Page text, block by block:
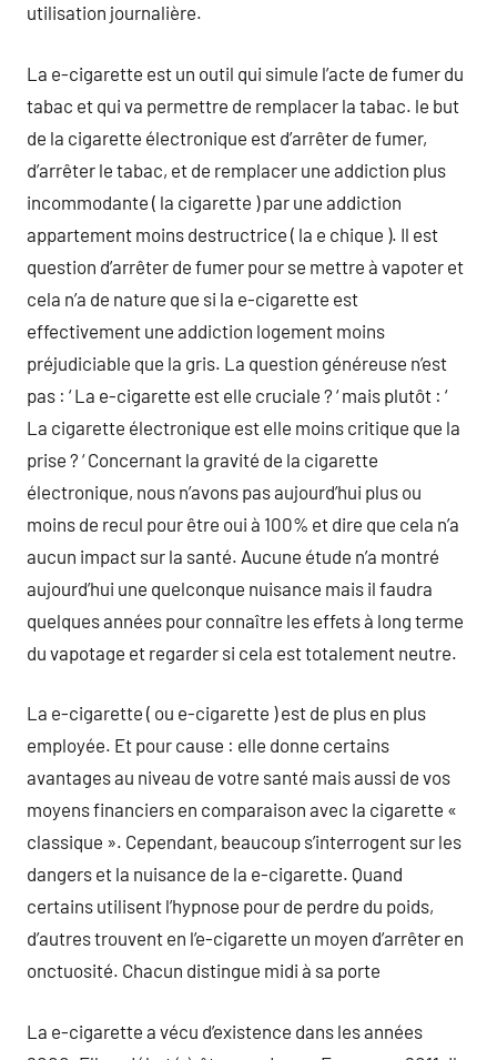
utilisation journalière.
La e-cigarette est un outil qui simule l’acte de fumer du
tabac et qui va permettre de remplacer la tabac. le but
de la cigarette électronique est d’arrêter de fumer,
d’arrêter le tabac, et de remplacer une addiction plus
incommodante ( la cigarette ) par une addiction
appartement moins destructrice ( la e chique ). Il est
question d’arrêter de fumer pour se mettre à vapoter et
cela n’a de nature que si la e-cigarette est
effectivement une addiction logement moins
préjudiciable que la gris. La question généreuse n’est
pas : ‘ La e-cigarette est elle cruciale ? ‘ mais plutôt : ‘
La cigarette électronique est elle moins critique que la
prise ? ‘ Concernant la gravité de la cigarette
électronique, nous n’avons pas aujourd’hui plus ou
moins de recul pour être oui à 100% et dire que cela n’a
aucun impact sur la santé. Aucune étude n’a montré
aujourd’hui une quelconque nuisance mais il faudra
quelques années pour connaître les effets à long terme
du vapotage et regarder si cela est totalement neutre.
La e-cigarette ( ou e-cigarette ) est de plus en plus
employée. Et pour cause : elle donne certains
avantages au niveau de votre santé mais aussi de vos
moyens financiers en comparaison avec la cigarette «
classique ». Cependant, beaucoup s’interrogent sur les
dangers et la nuisance de la e-cigarette. Quand
certains utilisent l’hypnose pour de perdre du poids,
d’autres trouvent en l’e-cigarette un moyen d’arrêter en
onctuosité. Chacun distingue midi à sa porte
La e-cigarette a vécu d’existence dans les années